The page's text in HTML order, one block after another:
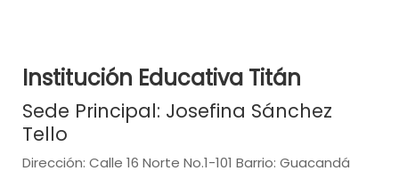
Institución Educativa Titán
Sede Principal: Josefina Sánchez
Tello
Dirección: Calle 16 Norte No.1-101 Barrio: Guacandá